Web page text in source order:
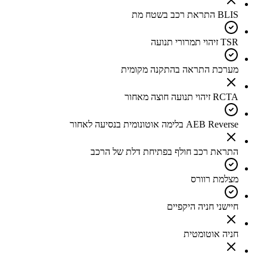
BLIS התראת רכב בשטח מת
TSR זיהוי תמרורי תנועה
מערכת התראה בהתקנה מקומית
RCTA זיהוי תנועה חוצה מאחור
AEB Reverse בלימה אוטונומית בנסיעה לאחור
התראת רכב חולף בפתיחת דלת של הרכב
מצלמת רוורס
חיישני חניה היקפיים
חניה אוטומטית